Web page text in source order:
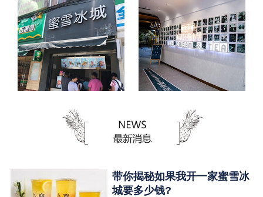
带你揭秘如果我开一家蜜雪冰
城要多少钱?